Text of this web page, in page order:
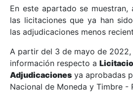
Mostrar/Ocultar
Mostrar/Ocultar
En este apartado se
las licitaciones que ya han
las adjudicaciones menos
A partir del 3 de mayo de
información respecto a
Adjudicaciones ya aprobadas
Nacional de Moneda y Timbre -